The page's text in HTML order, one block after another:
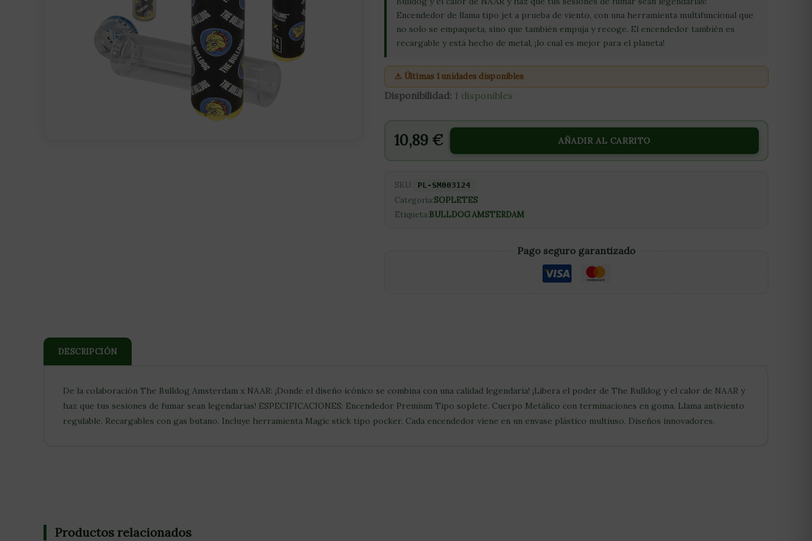
Encendedor de llama tipo jet a prueba de viento, con una herramienta multifuncional que
no solo se empaqueta, sino que también empuja y recoge. El encendedor también es
recargable y está hecho de metal, ¡lo cual es mejor para el planeta!
⚠ Últimas 1 unidades disponibles
Disponibilidad: 1 disponibles
10,89 € AÑADIR AL CARRITO
SKU: PL-SM003124
Categoría:SOPLETES
Etiqueta:BULLDOG AMSTERDAM
Pago seguro garantizado
DESCRIPCIÓN
De la colaboración The Bulldog Amsterdam x NAAR: ¡Donde el diseño icónico se combina con una calidad legendaria! ¡Libera el poder de The Bulldog y el calor de NAAR y
haz que tus sesiones de fumar sean legendarias! ESPECIFICACIONES: Encendedor Premium Tipo soplete. Cuerpo Metálico con terminaciones en goma. Llama antiviento
regulable. Recargables con gas butano. Incluye herramienta Magic stick tipo pocker. Cada encendedor viene en un envase plástico multiuso. Diseños innovadores.
Productos relacionados